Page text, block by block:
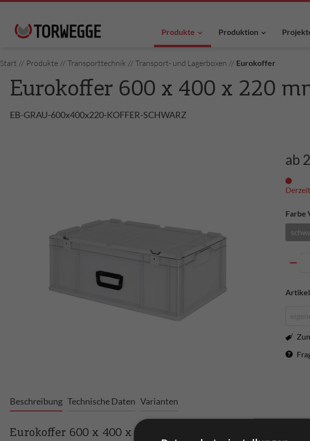
Produkte Produktion
Start // Produkte // Transporttechnik // Transport- und Lagerboxen // Eurokoffer
Eurokoffer 600 x 400 x 220
EB-GRAU-600x400x220-KOFFER-SCHWARZ
Beschreibung Technische Daten Varianten
Eurokoffer 600 x 400 x 220 mm | Verschlüsse
ab
Farbe